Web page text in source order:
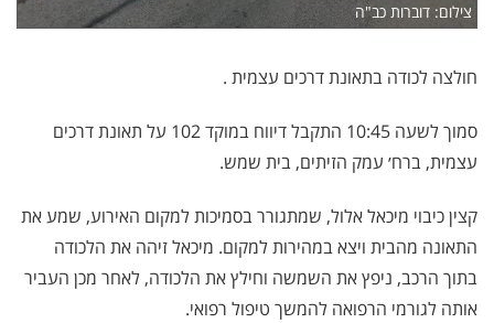
צילום: דוברות כב"ה
חולצה לכודה בתאונת דרכים עצמית .
סמוך לשעה 10:45 התקבל דיווח במוקד 102 על תאונת דרכים
עצמית, ברח׳ עמק הזיתים, בית שמש.
קצין כיבוי מיכאל אלול, שמתגורר בסמיכות למקום האירוע, שמע את
התאונה מהבית ויצא במהירות למקום. מיכאל זיהה את הלכודה
בתוך הרכב, ניפץ את השמשה וחילץ את הלכודה, לאחר מכן העביר
אותה לגורמי הרפואה להמשך טיפול רפואי.